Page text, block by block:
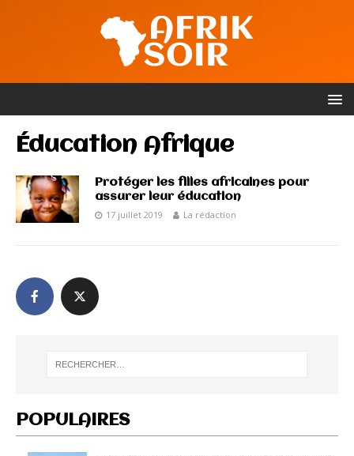
Éducation Afrique
Protéger les filles africaines pour
assurer leur éducation
17 juillet 2019 La rédaction
POPULAIRES